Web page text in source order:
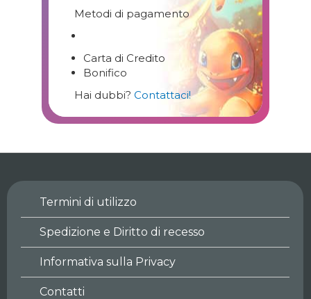
Metodi di pagamento
Carta di Credito
Bonifico
Hai dubbi? Contattaci!
Termini di utilizzo
Spedizione e Diritto di recesso
Informativa sulla Privacy
Contatti